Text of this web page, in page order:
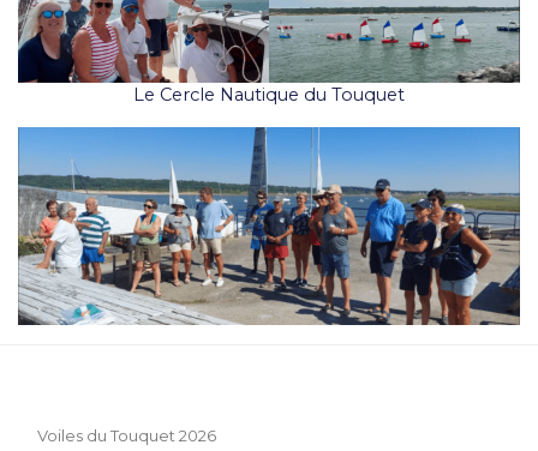
Le Cercle Nautique du Touquet
Voiles du Touquet 2026